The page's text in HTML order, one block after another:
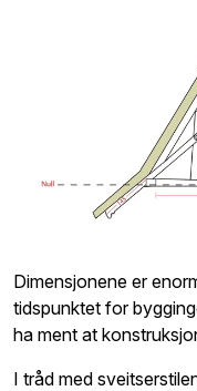
Dimensjonene er
tidspunktet for
ha ment at
I tråd med